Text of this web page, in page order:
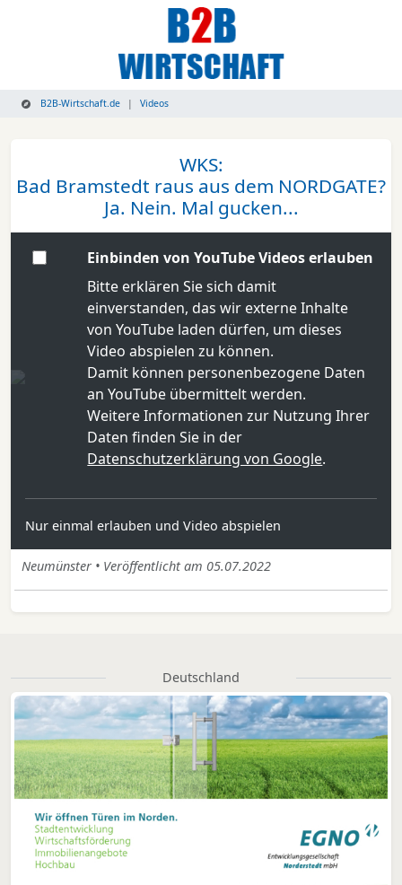
B2B-Wirtschaft.de Videos
WKS:
Bad Bramstedt raus aus dem NORDGATE?
Ja. Nein. Mal gucken...
Einbinden von YouTube Videos erlauben
Bitte erklären Sie sich damit
einverstanden, das wir externe Inhalte
von YouTube laden dürfen, um dieses
Video abspielen zu können.
Damit können personenbezogene Daten
an YouTube übermittelt werden.
Weitere Informationen zur Nutzung Ihrer
Daten finden Sie in der
Datenschutzerklärung von Google.
Nur einmal erlauben und Video abspielen
Neumünster • Veröffentlicht am 05.07.2022
Deutschland